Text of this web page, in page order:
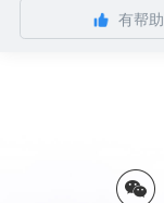
有帮助